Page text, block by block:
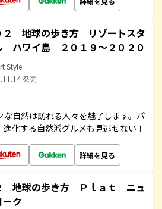
２ 地球の歩き方 リゾートスタ
ハワイ島 ２０１９～２０２０
Style
発売
な自然は訪れる人々を魅了します。パ
化する自然派グルメも見逃せない！
詳細を見る
地球の歩き方 Ｐｌａｔ ニュ
ーク